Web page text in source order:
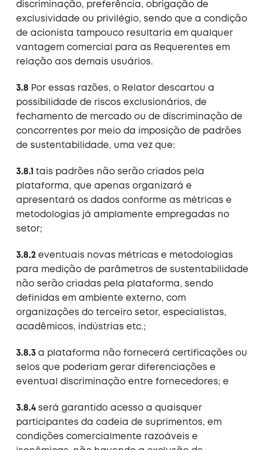
discriminação, preferência, obrigação de
exclusividade ou privilégio, sendo que a condição
de acionista tampouco resultaria em qualquer
vantagem comercial para as Requerentes em
relação aos demais usuários.
3.8Por essas razões, o Relator descartou a
possibilidade de riscos exclusionários, de
fechamento de mercado ou de discriminação de
concorrentes por meio da imposição de padrões
de sustentabilidade, uma vez que:
3.8.1 tais padrões não serão criados pela
plataforma, que apenas organizará e
apresentará os dados conforme as métricas e
metodologias já amplamente empregadas no
setor;
3.8.2eventuais novas métricas e metodologias
para medição de parâmetros de sustentabilidade
não serão criadas pela plataforma, sendo
definidas em ambiente externo, com
organizações do terceiro setor, especialistas,
acadêmicos, indústrias etc.;
3.8.3a plataforma não fornecerá certificações ou
selos que poderiam gerar diferenciações e
eventual discriminação entre fornecedores; e
3.8.4será garantido acesso a quaisquer
participantes da cadeia de suprimentos, em
condições comercialmente razoáveis e